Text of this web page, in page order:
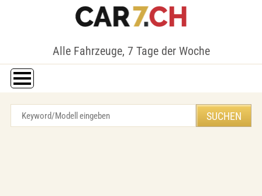
Alle Fahrzeuge, 7 Tage der Woche